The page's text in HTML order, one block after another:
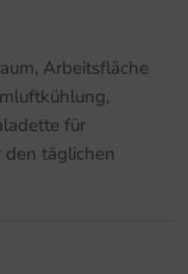
Arbeitsfläche
für
den täglichen